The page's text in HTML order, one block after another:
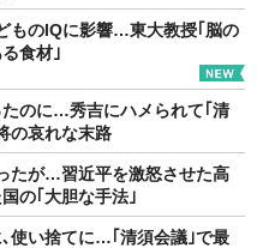
ものIQに影響…東大教授｢脳の
食材｣
のに…秀吉にハメられて｢清
の哀れな末路
たが…習近平を激怒させた高
の｢大胆な手法｣
使い捨てに…｢清須会議｣で最